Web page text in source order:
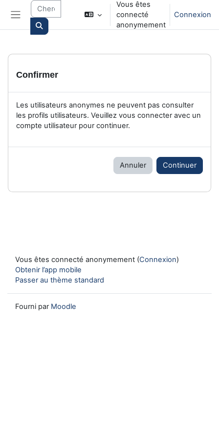
Passer au contenu principal
Panneau latéral
Vous êtes
connecté
anonymement
Connexion
Confirmer
Les utilisateurs anonymes ne peuvent pas consulter
les profils utilisateurs. Veuillez vous connecter avec un
compte utilisateur pour continuer.
Annuler Continuer
Vous êtes connecté anonymement (Connexion)
Obtenir l’app mobile
Passer au thème standard
Fourni par Moodle